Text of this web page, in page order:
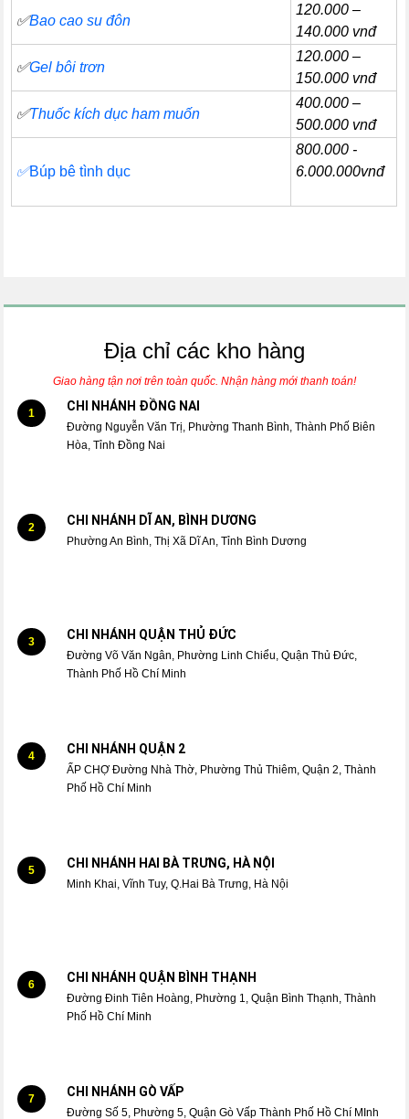
✅Bao cao su đôn
120.000 –
140.000 vnđ
✅Gel bôi trơn
120.000 –
150.000 vnđ
✅Thuốc kích dục ham muốn
400.000 –
500.000 vnđ
✅Búp bê tình dục
800.000 -
6.000.000vnđ
Địa chỉ các kho hàng
Giao hàng tận nơi trên toàn quốc. Nhận hàng mới thanh toán!
1 CHI NHÁNH ĐỒNG NAI
Đường Nguyễn Văn Trị, Phường Thanh Bình, Thành Phố Biên
Hòa, Tỉnh Đồng Nai
2 CHI NHÁNH DĨ AN, BÌNH DƯƠNG
Phường An Bình, Thị Xã Dĩ An, Tỉnh Bình Dương
3 CHI NHÁNH QUẬN THỦ ĐỨC
Đường Võ Văn Ngân, Phường Linh Chiểu, Quận Thủ Đức,
Thành Phố Hồ Chí Minh
4 CHI NHÁNH QUẬN 2
ẤP CHỢ Đường Nhà Thờ, Phường Thủ Thiêm, Quận 2, Thành
Phố Hồ Chí Minh
5 CHI NHÁNH HAI BÀ TRƯNG, HÀ NỘI
Minh Khai, Vĩnh Tuy, Q.Hai Bà Trưng, Hà Nội
6 CHI NHÁNH QUẬN BÌNH THẠNH
Đường Đinh Tiên Hoàng, Phường 1, Quận Bình Thạnh, Thành
Phố Hồ Chí Minh
7 CHI NHÁNH GÒ VẤP
Đường Số 5, Phường 5, Quận Gò Vấp Thành Phố Hồ Chí MInh